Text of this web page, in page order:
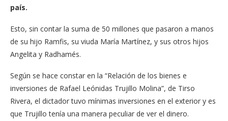
país.
Esto, sin contar la suma de 50 millones que pasaron a manos
de su hijo Ramfis, su viuda María Martínez, y sus otros hijos
Angelita y Radhamés.
Según se hace constar en la “Relación de los bienes e
inversiones de Rafael Leónidas Trujillo Molina”, de Tirso
Rivera, el dictador tuvo mínimas inversiones en el exterior y es
que Trujillo tenía una manera peculiar de ver el dinero.